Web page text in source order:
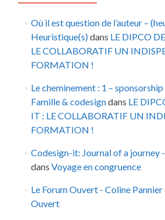
Où il est question de l’auteur –
Heuristique(s)dans LE DIPCO
LE COLLABORATIF UN
FORMATION !
Le cheminement : 1 –
Famille & codesigndans LE
IT : LE COLLABORATIF UN
FORMATION !
Codesign-it: Journal of a journey
dans Voyage en congruence
Le Forum Ouvert - Coline Pannier
Ouvert